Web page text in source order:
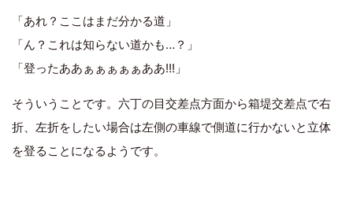
「あれ？ここはまだ分かる道」
「ん？これは知らない道かも…？」
「登ったああぁぁぁぁぁああ!!!」
そういうことです。六丁の目交差点方面から箱堤交差点で右
折、左折をしたい場合は左側の車線で側道に行かないと立体
を登ることになるようです。